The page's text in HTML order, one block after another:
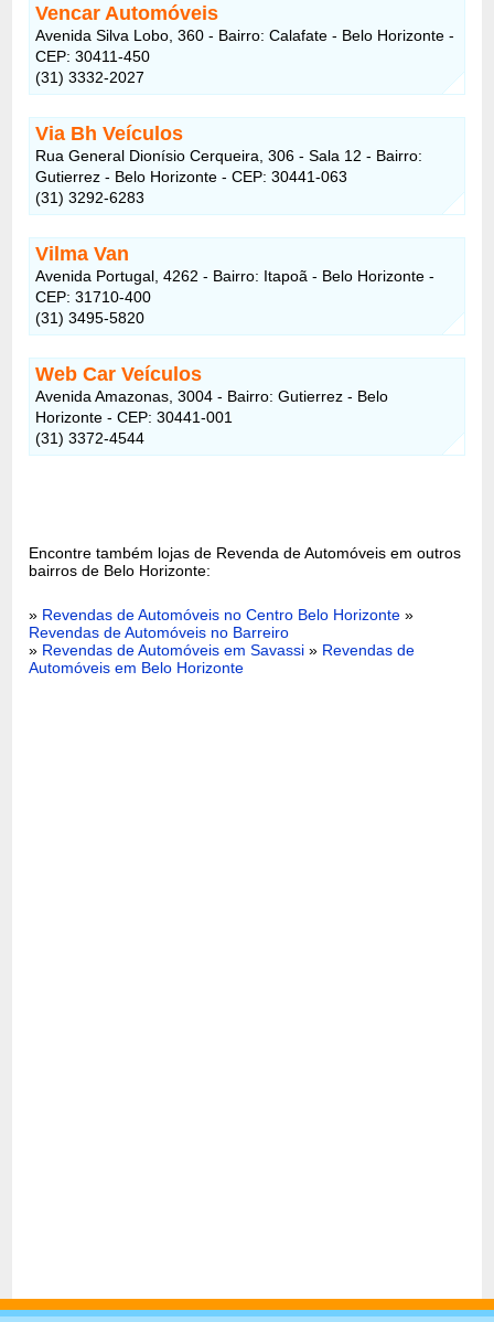
Vencar Automóveis
Avenida Silva Lobo, 360 - Bairro: Calafate - Belo Horizonte -
CEP: 30411-450
(31) 3332-2027
Via Bh Veículos
Rua General Dionísio Cerqueira, 306 - Sala 12 - Bairro:
Gutierrez - Belo Horizonte - CEP: 30441-063
(31) 3292-6283
Vilma Van
Avenida Portugal, 4262 - Bairro: Itapoã - Belo Horizonte -
CEP: 31710-400
(31) 3495-5820
Web Car Veículos
Avenida Amazonas, 3004 - Bairro: Gutierrez - Belo
Horizonte - CEP: 30441-001
(31) 3372-4544
Encontre também lojas de Revenda de Automóveis em outros
bairros de Belo Horizonte:
» Revendas de Automóveis no Centro Belo Horizonte »
Revendas de Automóveis no Barreiro
» Revendas de Automóveis em Savassi » Revendas de
Automóveis em Belo Horizonte